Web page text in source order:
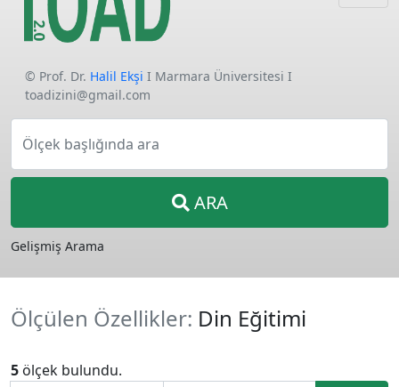
© Prof. Dr. Halil Ekşi I Marmara Üniversitesi I
toadizini@gmail.com
Ölçek başlığında ara
ARA
Gelişmiş Arama
Ölçülen Özellikler: Din Eğitimi
5 ölçek bulundu.